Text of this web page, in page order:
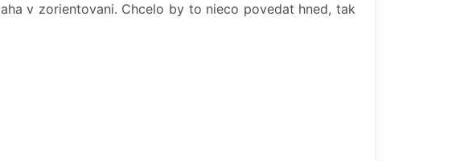
v zorientovani. Chcelo by to nieco povedat hned, tak